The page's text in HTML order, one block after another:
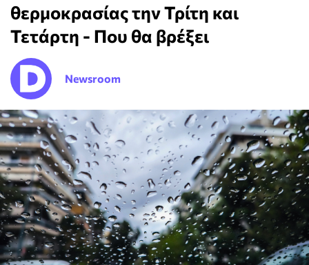
θερμοκρασίας την Τρίτη και
Τετάρτη - Που θα βρέξει
Newsroom